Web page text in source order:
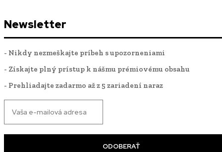
Newsletter
- Nikdy nezmeškajte príbeh s upozorneniami
- Získajte plný prístup k nášmu prémiovému obsahu
- Prehliadajte zadarmo až z 5 zariadení naraz
ODOBERAŤ